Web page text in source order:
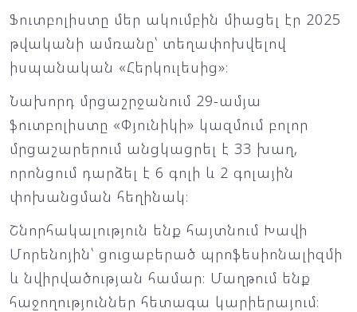
Ֆուտբոլիստը մեր ակումբին միացել էր 2025
թվականի ամռանը՝ տեղափոխվելով
իսպանական «Հերկուլեսից»։
Նախորդ մրցաշրջանում 29-ամյա
ֆուտբոլիստը «Փյունիկի» կազմում բոլոր
մրցաշարերում անցկացրել է 33 խաղ,
որոնցում դարձել է 6 գոլի և 2 գոլային
փոխանցման հեղինակ։
Շնորհակալություն ենք հայտնում Խավի
Մորենոյին՝ ցուցաբերած պրոֆեսիոնալիզմի
և նվիրվածության համար։ Մաղթում ենք
հաջողություններ հետագա կարիերայում։